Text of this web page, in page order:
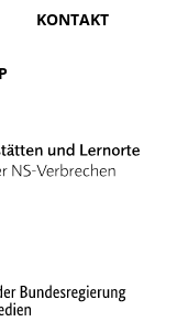
KONTAKT